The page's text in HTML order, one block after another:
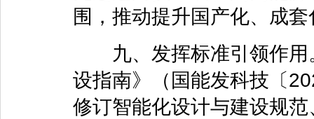
围，推动提升国产化、成
九、发挥标准引领作用
设指南》（国能发科技〔
修订智能化设计与建设规